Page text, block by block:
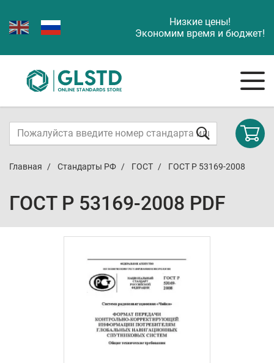
Низкие цены!
Экономим время и бюджет!
Главная Стандарты РФ ГОСТ ГОСТ Р 53169-2008
ГОСТ Р 53169-2008 PDF